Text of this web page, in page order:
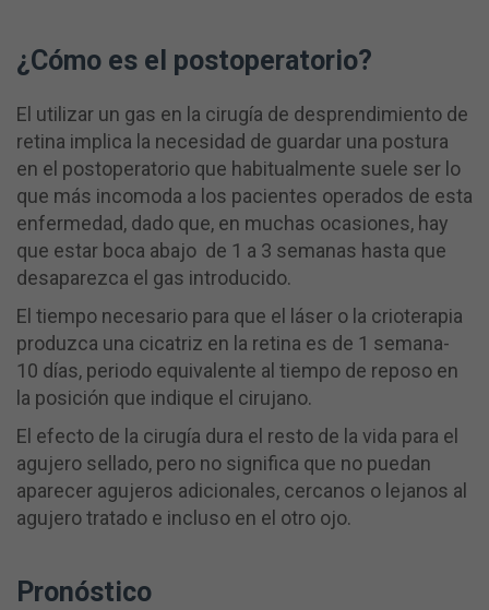
¿Cómo es el postoperatorio?
El utilizar un gas en la cirugía de desprendimiento de
retina implica la necesidad de guardar una postura
en el postoperatorio que habitualmente suele ser lo
que más incomoda a los pacientes operados de esta
enfermedad, dado que, en muchas ocasiones, hay
que estar boca abajo de 1 a 3 semanas hasta que
desaparezca el gas introducido.
El tiempo necesario para que el láser o la crioterapia
produzca una cicatriz en la retina es de 1 semana-
10 días, periodo equivalente al tiempo de reposo en
la posición que indique el cirujano.
El efecto de la cirugía dura el resto de la vida para el
agujero sellado, pero no significa que no puedan
aparecer agujeros adicionales, cercanos o lejanos al
agujero tratado e incluso en el otro ojo.
Pronóstico